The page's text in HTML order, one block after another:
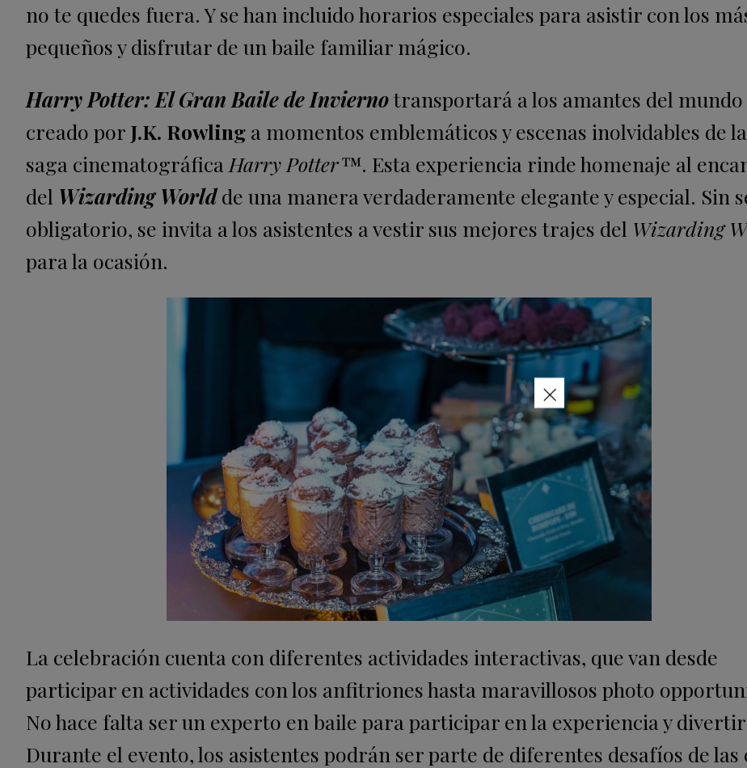
no te quedes fuera. Y se han incluido horarios especiales para asistir con los
pequeños y disfrutar de un baile familiar mágico.
Harry Potter: El Gran Baile de Inviernotransportará a los amantes del mundo
creado por J.K. Rowling a momentos emblemáticos y escenas inolvidables de la
saga cinematográfica Harry Potter™. Esta experiencia rinde homenaje al
del Wizarding Worldde una manera verdaderamente elegante y especial. Sin
obligatorio, se invita a los asistentes a vestir sus mejores trajes del Wizarding
para la ocasión.
La celebración cuenta con diferentes actividades interactivas, que van desde
participar en actividades con los anfitriones hasta maravillosos photo
No hace falta ser un experto en baile para participar en la experiencia y
Durante el evento, los asistentes podrán ser parte de diferentes desafíos de las
×